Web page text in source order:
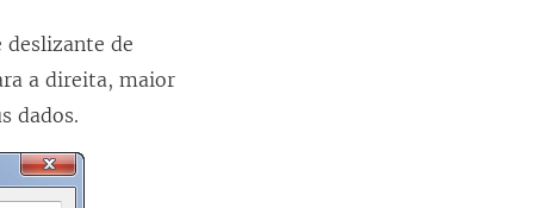
deslizante de
a direita, maior
dados.